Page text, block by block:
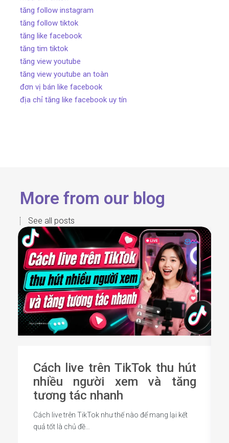
tăng follow instagram
tăng follow tiktok
tăng like facebook
tăng tim tiktok
tăng view youtube
tăng view youtube an toàn
đơn vị bán like facebook
địa chỉ tăng like facebook uy tín
More from our blog
See all posts
Cách live trên TikTok thu hút
nhiều người xem và tăng
tương tác nhanh
Cách live trên TikTok như thế nào để mang lại kết
quả tốt là chủ đề…